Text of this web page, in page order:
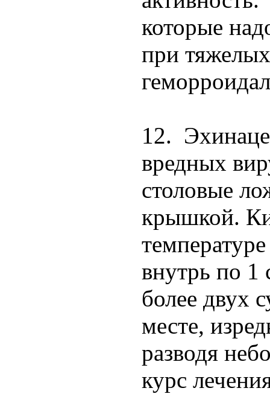
которые
при
12.
вредных
столовые
крышкой.
внутрь по 1
более двух
месте,
разводя
курс